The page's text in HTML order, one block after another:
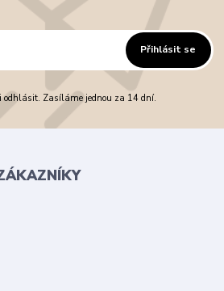
Přihlásit se
odhlásit. Zasíláme jednou za 14 dní.